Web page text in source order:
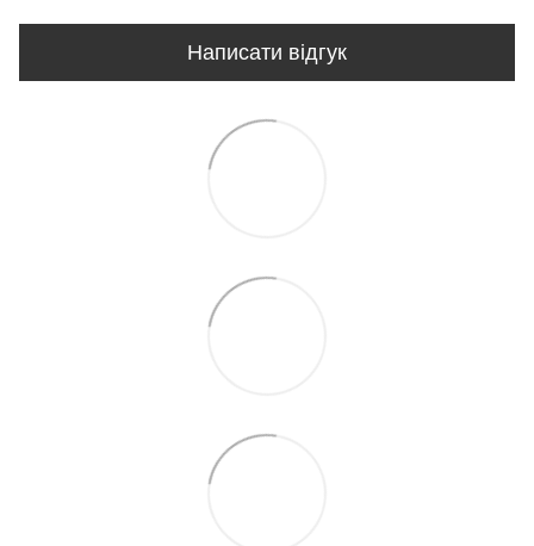
Написати відгук